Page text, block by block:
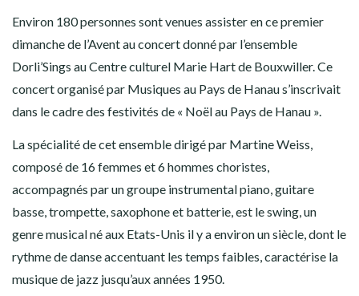
Environ 180 personnes sont venues assister en ce premier
dimanche de l’Avent au concert donné par l’ensemble
Dorli’Sings au Centre culturel Marie Hart de Bouxwiller. Ce
concert organisé par Musiques au Pays de Hanau s’inscrivait
dans le cadre des festivités de « Noël au Pays de Hanau ».
La spécialité de cet ensemble dirigé par Martine Weiss,
composé de 16 femmes et 6 hommes choristes,
accompagnés par un groupe instrumental piano, guitare
basse, trompette, saxophone et batterie, est le swing, un
genre musical né aux Etats-Unis il y a environ un siècle, dont le
rythme de danse accentuant les temps faibles, caractérise la
musique de jazz jusqu’aux années 1950.